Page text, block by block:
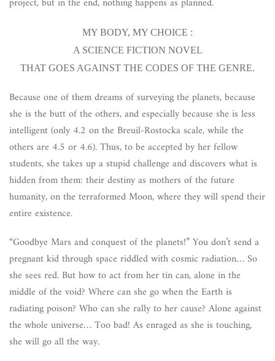
MY BODY, MY CHOICE :
A SCIENCE FICTION NOVEL
THAT GOES AGAINST THE CODES OF THE GENRE.
Because one of them dreams of surveying the planets, because
she is the butt of the others, and especially because she is less
intelligent (only 4.2 on the Breuil-Rostocka scale, while the
others are 4.5 or 4.6). Thus, to be accepted by her fellow
students, she takes up a stupid challenge and discovers what is
hidden from them: their destiny as mothers of the future
humanity, on the terraformed Moon, where they will spend their
entire existence.
“Goodbye Mars and conquest of the planets!” You don’t send a
pregnant kid through space riddled with cosmic radiation… So
she sees red. But how to act from her tin can, alone in the
middle of the void? Where can she go when the Earth is
radiating poison? Who can she rally to her cause? Alone against
the whole universe… Too bad! As enraged as she is touching,
she will go all the way.